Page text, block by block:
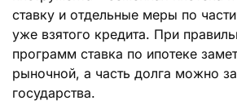
ставку и отдельные меры по
уже взятого кредита. При
программ ставка по ипотеке
рыночной, а часть долга можно
государства.